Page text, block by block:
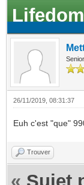
26/11/2019, 08:31:37
Euh c'est "que"
Trouver